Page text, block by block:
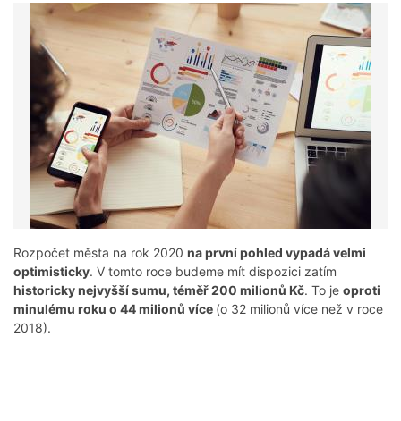
Rozpočet města na rok 2020 na první pohled vypadá velmi
optimisticky. V tomto roce budeme mít dispozici zatím
historicky nejvyšší sumu, téměř 200 milionů Kč. To je oproti
minulému roku o 44 milionů více (o 32 milionů více než v roce
2018).